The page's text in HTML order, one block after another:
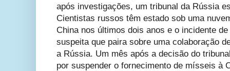
após investigações, um tribunal da Rússia
Cientistas russos têm estado sob uma
China nos últimos dois anos e o incidente
suspeita que paira sobre uma colaboração
a Rússia. Um mês após a decisão do
por suspender o fornecimento de mísseis à